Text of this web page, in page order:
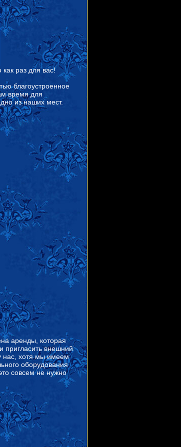
раз для вас!
благоустроенное
время для
из наших мест.
аренды, которая
пригласить внешний
нас, хотя мы имеем
оборудования
совсем не нужно